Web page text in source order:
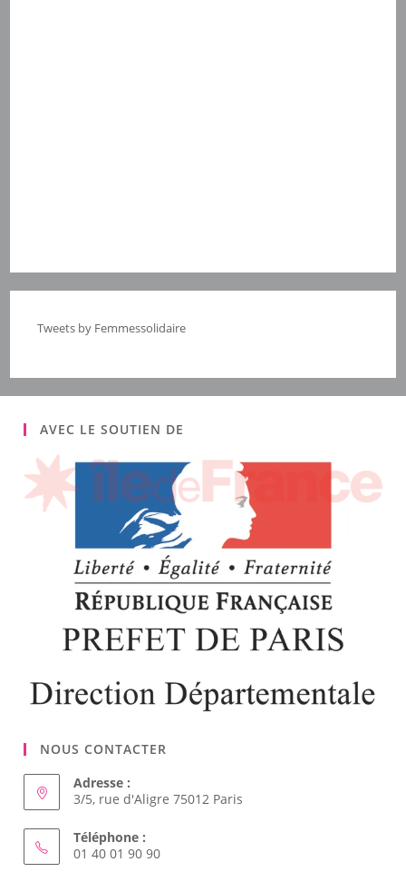
Tweets by Femmessolidaire
AVEC LE SOUTIEN DE
NOUS CONTACTER
3/5, rue d'Aligre 75012 Paris